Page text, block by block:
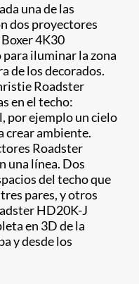
una de las
dos proyectores
4K30
iluminar la zona
de los decorados.
Roadster
en el techo:
por ejemplo un cielo
crear ambiente.
Roadster
una línea. Dos
del techo que
pares, y otros
HD20K-J
en 3D de la
y desde los